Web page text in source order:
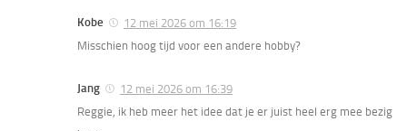
Kobe
12 mei 2026 om 16:19
Misschien hoog tijd voor een andere hobby?
Jang
12 mei 2026 om 16:39
Reggie, ik heb meer het idee dat je er juist heel erg mee bezig